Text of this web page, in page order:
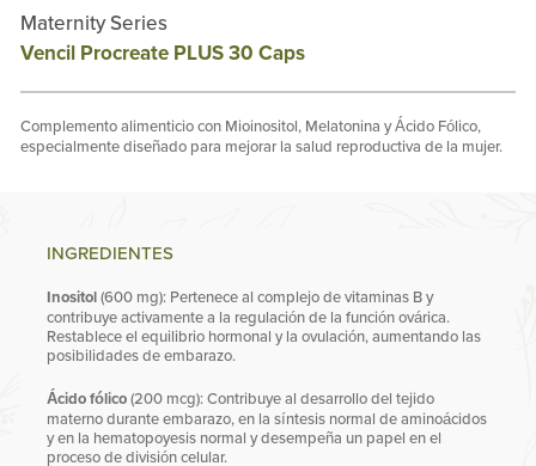
Maternity Series
Vencil Procreate PLUS 30 Caps
Complemento alimenticio con Mioinositol, Melatonina y Ácido Fólico,
especialmente diseñado para mejorar la salud reproductiva de la mujer.
INGREDIENTES
Inositol(600 mg): Pertenece al complejo de vitaminas B y
contribuye activamente a la regulación de la función ovárica.
Restablece el equilibrio hormonal y la ovulación, aumentando las
posibilidades de embarazo.
Ácido fólico(200 mcg): Contribuye al desarrollo del tejido
materno durante embarazo, en la síntesis normal de aminoácidos
y en la hematopoyesis normal y desempeña un papel en el
proceso de división celular.